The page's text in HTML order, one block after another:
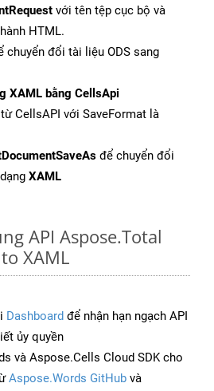
với tên tệp cục bộ và
HTML.
chuyển đổi tài liệu ODS sang
XAML bằng CellsApi
từ CellsAPI với SaveFormat là
để chuyển đổi
XAML
API Aspose.Total
XAML
Dashboard để nhận hạn ngạch API
ủy quyền
và Aspose.Cells Cloud SDK cho
Aspose.Words GitHub và